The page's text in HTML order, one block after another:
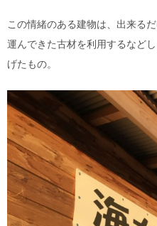
この情緒のある建物は、出来る
運んできた古材を利用するなど
げたもの。